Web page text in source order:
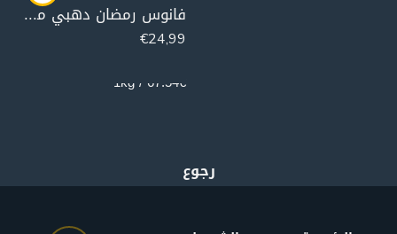
فانوس رمضان دهبي مع اغاني رمضان (معدن / يعمل على البطارية )
€24,99
67.54€ / 1kg